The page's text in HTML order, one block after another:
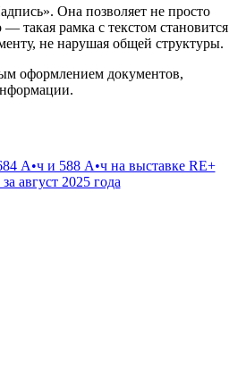
Она позволяет не просто
такая рамка с текстом становится
не нарушая общей структуры.
оформлением документов,
А•ч и 588 А•ч на выставке RE+
август 2025 года